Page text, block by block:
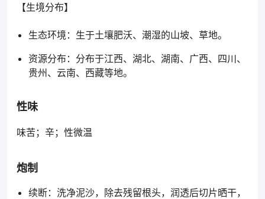
【生境分布】
生态环境：生于土壤肥沃、潮湿的山坡、草地。
资源分布：分布于江西、湖北、湖南、广西、四川、
贵州、云南、西藏等地。
性味
味苦；辛；性微温
炮制
续断：洗净泥沙，除去残留根头，润透后切片晒干，